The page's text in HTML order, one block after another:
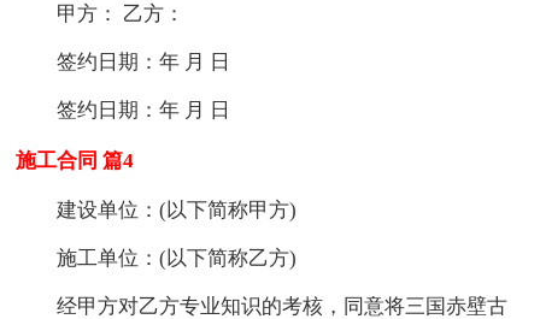
甲方： 乙方：
签约日期：年 月 日
签约日期：年 月 日
施工合同 篇4
建设单位：(以下简称甲方)
施工单位：(以下简称乙方)
经甲方对乙方专业知识的考核，同意将三国赤壁古